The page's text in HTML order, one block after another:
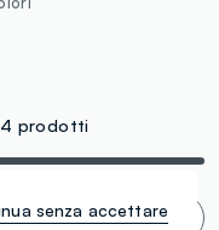
4 prodotti
Filtra!
senza accettare